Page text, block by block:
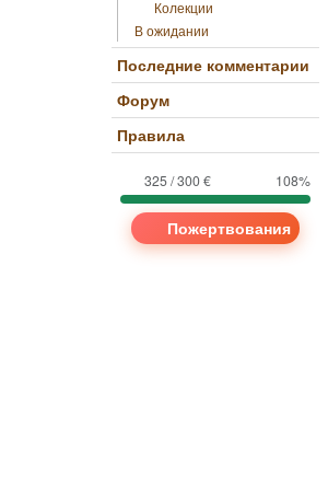
Колекции
В ожидании
Последние комментарии
Форум
Правила
325 / 300 € 108%
Пожертвования